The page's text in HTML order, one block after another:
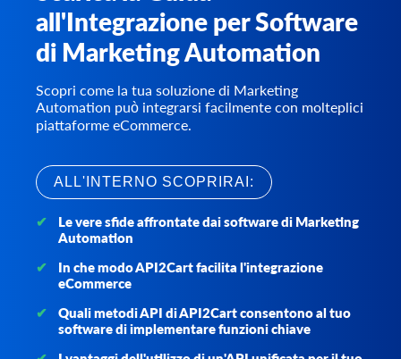
all'Integrazione per Software
di Marketing Automation
Scopri come la tua soluzione di Marketing
Automation può integrarsi facilmente con molteplici
piattaforme eCommerce.
ALL'INTERNO SCOPRIRAI:
Le vere sfide affrontate dai software di Marketing
Automation
In che modo API2Cart facilita l'integrazione
eCommerce
Quali metodi API di API2Cart consentono al tuo
software di implementare funzioni chiave